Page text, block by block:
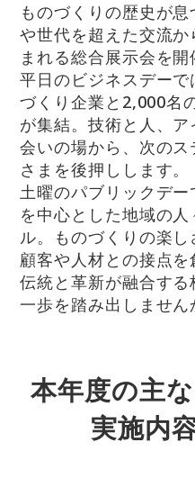
ものづくりの歴史が
や世代を超えた交流
まれる総合展示会を開
平日のビジネスデー
づくり企業と2,000名
が集結。技術と人、
会いの場から、次の
さまを後押しします。
土曜のパブリックデ
を中心とした地域の
ル。ものづくりの楽
顧客や人材との接点を
伝統と革新が融合す
一歩を踏み出しません
本年度の主
実施内